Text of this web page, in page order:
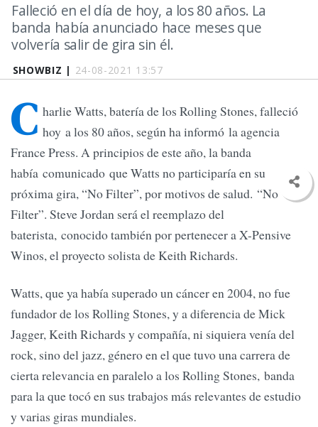
SHOWBIZ | 24-08-2021 13:57
Falleció en el día de hoy, a los 80 años. La
banda había anunciado hace meses que
volvería salir de gira sin él.
C harlie Watts, batería de los Rolling Stones, falleció
hoy a los 80 años, según ha informó la agencia
France Press. A principios de este año, la banda
había comunicado que Watts no participaría en su
próxima gira, “No Filter”, por motivos de salud. “No
Filter”. Steve Jordan será el reemplazo del
baterista, conocido también por pertenecer a X-Pensive
Winos, el proyecto solista de Keith Richards.
Watts, que ya había superado un cáncer en 2004, no fue
fundador de los Rolling Stones, y a diferencia de Mick
Jagger, Keith Richards y compañía, ni siquiera venía del
rock, sino del jazz, género en el que tuvo una carrera de
cierta relevancia en paralelo a los Rolling Stones, banda
para la que tocó en sus trabajos más relevantes de estudio
y varias giras mundiales.